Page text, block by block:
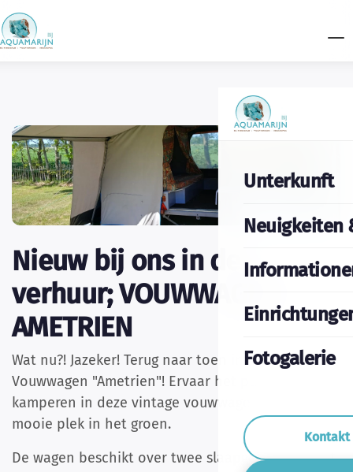
Unterkunft
Neuigkeiten
Fotogalerie
Kontakt
Nieuw bij ons in de
verhuur; VOUWWAGEN
AMETRIEN
Wat nu?! Jazeker! Terug naar toen in onze
Vouwwagen "Ametrien"! Ervaar het pur-sang
kamperen in deze vintage vouwwagen. Op een
mooie plek in het groen.
De wagen beschikt over twee slaapgedeelten met